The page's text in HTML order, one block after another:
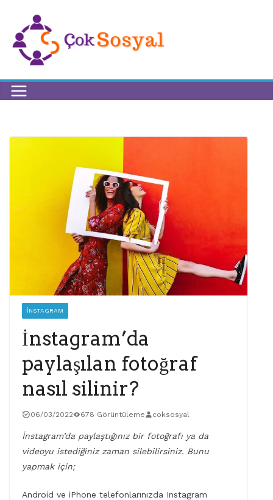
İNSTAGRAM
İnstagram’da
paylaşılan fotoğraf
nasıl silinir?
06/03/2022 678 Görüntüleme coksosyal
İnstagram’da paylaştığınız bir fotoğrafı ya da
videoyu istediğiniz zaman silebilirsiniz. Bunu
yapmak için;
Android ve iPhone telefonlarınızda Instagram